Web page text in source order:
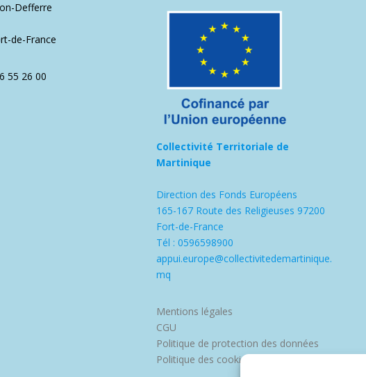
Defferre
de-France
55 26 00
Collectivité Territoriale de
Martinique
Direction des Fonds Européens
165-167 Route des Religieuses 97200
Fort-de-France
Tél : 0596598900
appui.europe@collectivitedemartinique.
mq
Mentions légales
CGU
Politique de protection des données
Politique des cookies